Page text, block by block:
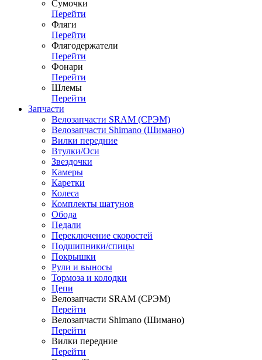
Сумочки
Перейти
Фляги
Перейти
Флягодержатели
Перейти
Фонари
Перейти
Шлемы
Перейти
Запчасти
Велозапчасти SRAM (СРЭМ)
Велозапчасти Shimano (Шимано)
Вилки передние
Втулки/Оси
Звездочки
Камеры
Каретки
Колеса
Комплекты шатунов
Обода
Педали
Переключение скоростей
Подшипники/спицы
Покрышки
Рули и выносы
Тормоза и колодки
Цепи
Велозапчасти SRAM (СРЭМ)
Перейти
Велозапчасти Shimano (Шимано)
Перейти
Вилки передние
Перейти